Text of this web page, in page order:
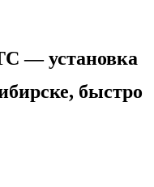
— установка
быстро